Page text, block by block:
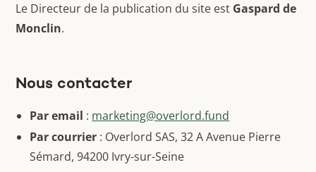
Le Directeur de la publication du site est Gaspard de
Monclin.
Nous contacter
Par email : marketing@overlord.fund
Par courrier : Overlord SAS, 32 A Avenue Pierre
Sémard, 94200 Ivry-sur-Seine